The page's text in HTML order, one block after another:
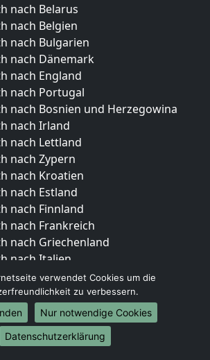
nach Belarus
nach Belgien
nach Bulgarien
nach Dänemark
nach England
nach Portugal
nach Bosnien und Herzegowina
nach Irland
nach Lettland
nach Zypern
nach Kroatien
nach Estland
nach Finnland
nach Frankreich
nach Griechenland
nach Italien
nach Liechtenstein
nach Luxemburg
nach Niederlande
nach Norwegen
verwendet Cookies um die
zu verbessern.
Nur notwendige Cookies
Datenschutzerklärung